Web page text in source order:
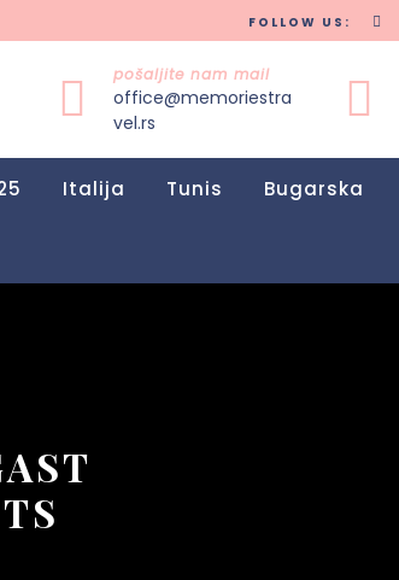
FOLLOW US:
pošaljite nam mail
office@memoriestra
vel.rs
Italija Tunis Bugarska